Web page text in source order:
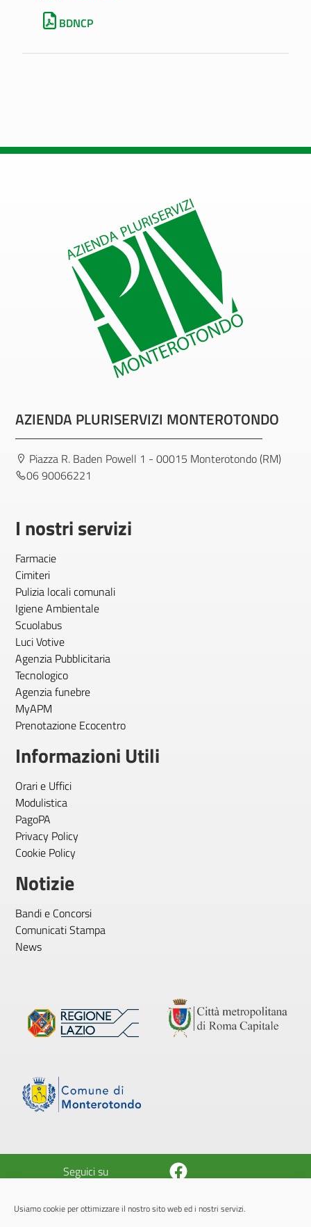
Usiamo cookie per ottimizzare il nostro sito web ed i nostri servizi.
BDNCP
AZIENDA PLURISERVIZI MONTEROTONDO
Piazza R. Baden Powell 1 - 00015 Monterotondo (RM)
06 90066221
I nostri servizi
Farmacie
Cimiteri
Pulizia locali comunali
Igiene Ambientale
Scuolabus
Luci Votive
Agenzia Pubblicitaria
Tecnologico
Agenzia funebre
MyAPM
Prenotazione Ecocentro
Informazioni Utili
Orari e Uffici
Modulistica
PagoPA
Privacy Policy
Cookie Policy
Notizie
Bandi e Concorsi
Comunicati Stampa
News
Seguici su Facebook
© 2026 Azienda Pluriservizi Monterotondo